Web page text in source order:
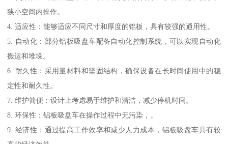
狭小空间内操作。
4. 适应性：能够适应不同尺寸和厚度的铝板，具有较强的通用性。
5. 自动化：部分铝板吸盘车配备自动化控制系统，可以实现自动化
搬运和堆垛。
6. 耐久性：采用量材料和坚固结构，确保设备在长时间使用中的稳
定性和耐久性。
7. 维护简便：设计上考虑易于维护和清洁，减少停机时间。
8. 环保性：铝板吸盘车在操作过程中无污染，。
9. 经济性：通过提高工作效率和减少人力成本，铝板吸盘车具有较